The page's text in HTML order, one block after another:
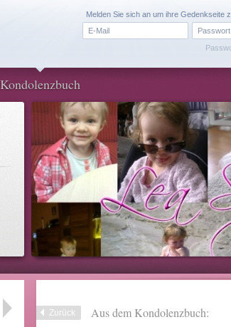
Melden Sie sich an um ihre Gedenkseite
Kondolenzbuch
Zurück Aus dem Kondolenzbuch: